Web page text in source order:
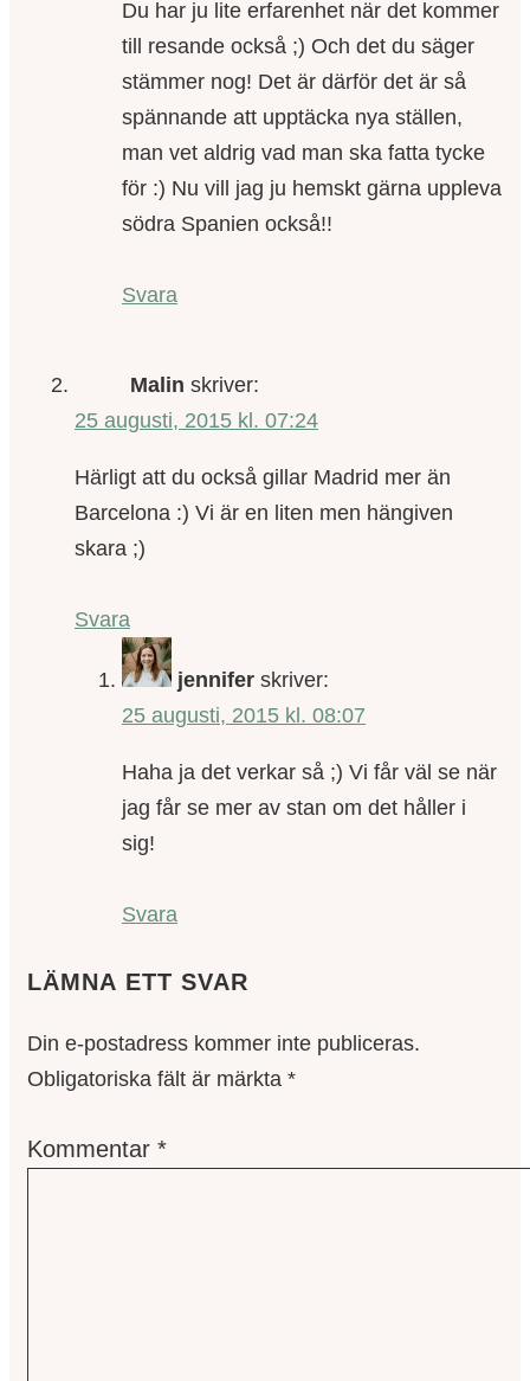
Du har ju lite erfarenhet när det kommer
till resande också ;) Och det du säger
stämmer nog! Det är därför det är så
spännande att upptäcka nya ställen,
man vet aldrig vad man ska fatta tycke
för :) Nu vill jag ju hemskt gärna uppleva
södra Spanien också!!
Svara
Malin skriver:
25 augusti, 2015 kl. 07:24
Härligt att du också gillar Madrid mer än
Barcelona :) Vi är en liten men hängiven
skara ;)
Svara
jennifer skriver:
25 augusti, 2015 kl. 08:07
Haha ja det verkar så ;) Vi får väl se när
jag får se mer av stan om det håller i
sig!
Svara
LÄMNA ETT SVAR
Din e-postadress kommer inte publiceras.
Obligatoriska fält är märkta *
Kommentar *